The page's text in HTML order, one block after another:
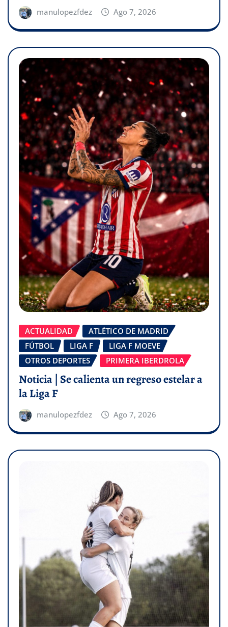
manulopezfdez Ago 7, 2026
ACTUALIDAD
ATLÉTICO DE MADRID
FÚTBOL
LIGA F
LIGA F MOEVE
OTROS DEPORTES
PRIMERA IBERDROLA
Noticia | Se calienta un regreso estelar a
la Liga F
manulopezfdez Ago 7, 2026